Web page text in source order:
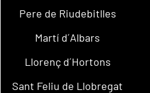
Pere de Riudebitlles
Martí d´Albars
Llorenç d´Hortons
Sant Feliu de Llobregat